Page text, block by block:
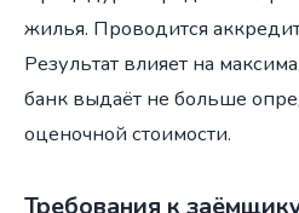
жилья. Проводится
Результат влияет на
банк выдаёт не больше
оценочной стоимости.
Требования к